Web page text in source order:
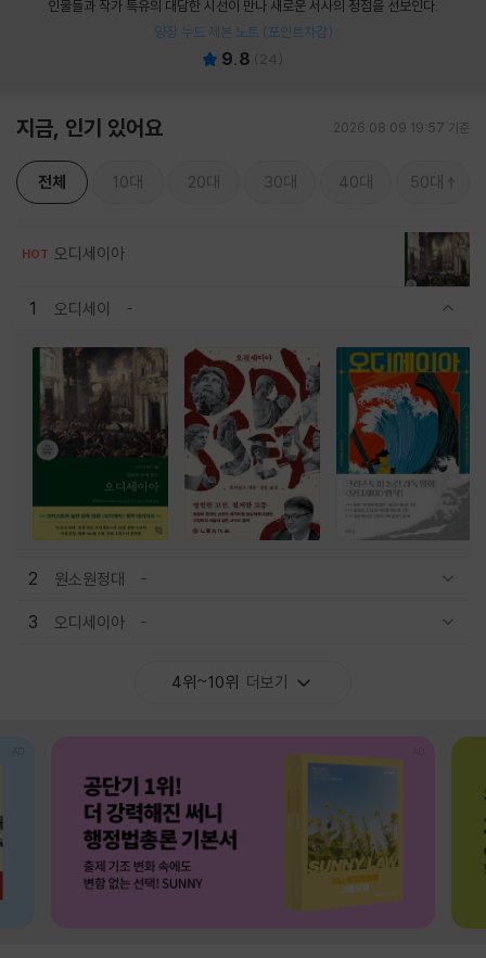
인물들과 작가 특유의 대담한 시선이 만나 새로운 서사의 정점을 선보인다.
양장 누드 제본 노트 (포인트차감)
9.8 24
지금, 인기 있어요 2026.08.09 19:57 기준
전체 10대 20대 30대 40대 50대
HOT 오디세이아
1 오디세이
2 원소원정대
3 오디세이아
4위~10위 더보기